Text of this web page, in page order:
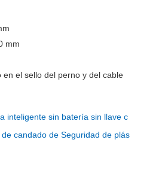
mm
en el sello del perno y del cable
inteligente sin batería sin llave c
candado de Seguridad de plás